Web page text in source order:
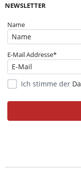
NEWSLETTER
Name
E-Mail Addresse*
Ich stimme der